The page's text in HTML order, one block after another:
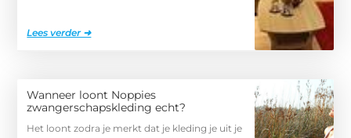
Lees verder ➜
Wanneer loont Noppies
zwangerschapskleding echt?
Het loont zodra je merkt dat je kleding je uit je